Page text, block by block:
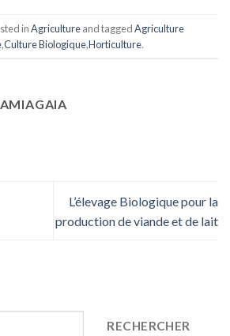
inAgricultureand taggedAgriculture
,Culture Biologique,Horticulture.
L’élevage Biologique pour la
production de viande et de lait
RECHERCHER